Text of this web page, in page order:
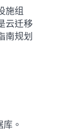
施组
云迁移
南规划
。